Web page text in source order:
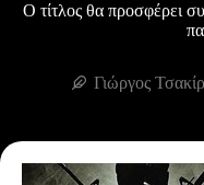
Ο τίτλος θα προσφέρει
Γιώργος